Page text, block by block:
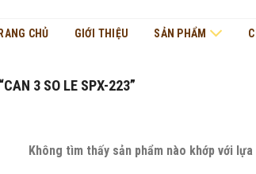
CHỦ GIỚI THIỆU SẢN PHẨM
3 SO LE SPX-223”
Không tìm thấy sản phẩm nào khớp với lựa